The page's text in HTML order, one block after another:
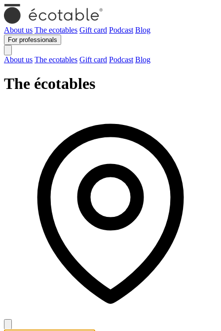
About us The ecotables Gift card Podcast Blog
For professionals
About us The ecotables Gift card Podcast Blog
The écotables